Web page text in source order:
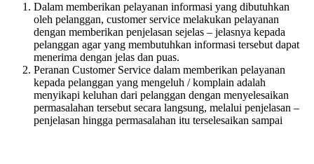
Dalam memberikan pelayanan informasi yang dibutuhkan
oleh pelanggan, customer service melakukan pelayanan
dengan memberikan penjelasan sejelas – jelasnya kepada
pelanggan agar yang membutuhkan informasi tersebut dapat
menerima dengan jelas dan puas.
Peranan Customer Service dalam memberikan pelayanan
kepada pelanggan yang mengeluh / komplain adalah
menyikapi keluhan dari pelanggan dengan menyelesaikan
permasalahan tersebut secara langsung, melalui penjelasan –
penjelasan hingga permasalahan itu terselesaikan sampai